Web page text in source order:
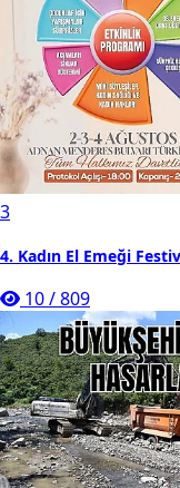
3
4. Kadın El Emeği
10/809